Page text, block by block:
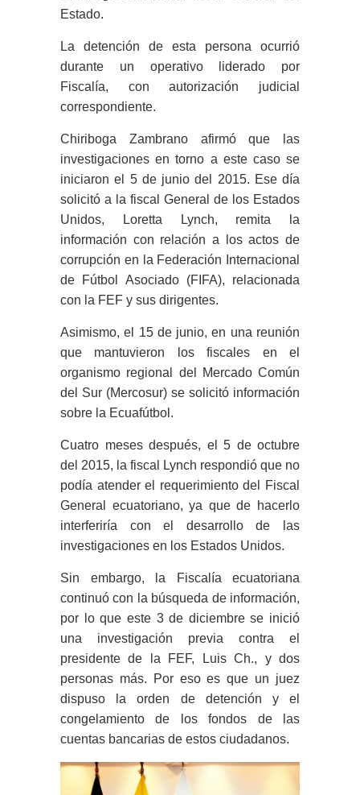
Estado.
La detención de esta persona ocurrió
durante un operativo liderado por
Fiscalía, con autorización judicial
correspondiente.
Chiriboga Zambrano afirmó que las
investigaciones en torno a este caso se
iniciaron el 5 de junio del 2015. Ese día
solicitó a la fiscal General de los Estados
Unidos, Loretta Lynch, remita la
información con relación a los actos de
corrupción en la Federación Internacional
de Fútbol Asociado (FIFA), relacionada
con la FEF y sus dirigentes.
Asimismo, el 15 de junio, en una reunión
que mantuvieron los fiscales en el
organismo regional del Mercado Común
del Sur (Mercosur) se solicitó información
sobre la Ecuafútbol.
Cuatro meses después, el 5 de octubre
del 2015, la fiscal Lynch respondió que no
podía atender el requerimiento del Fiscal
General ecuatoriano, ya que de hacerlo
interferiría con el desarrollo de las
investigaciones en los Estados Unidos.
Sin embargo, la Fiscalía ecuatoriana
continuó con la búsqueda de información,
por lo que este 3 de diciembre se inició
una investigación previa contra el
presidente de la FEF, Luis Ch., y dos
personas más. Por eso es que un juez
dispuso la orden de detención y el
congelamiento de los fondos de las
cuentas bancarias de estos ciudadanos.